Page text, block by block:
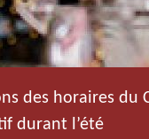
des horaires du
durant l’été